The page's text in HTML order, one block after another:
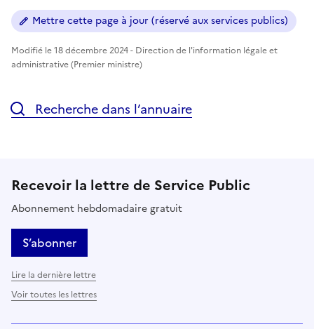
Mettre cette page à jour (réservé aux services publics)
Modifié le 18 décembre 2024 - Direction de l'information légale et
administrative (Premier ministre)
Recherche dans l’annuaire
Recevoir la lettre de Service Public
Abonnement hebdomadaire gratuit
S’abonner
Lire la dernière lettre
Voir toutes les lettres